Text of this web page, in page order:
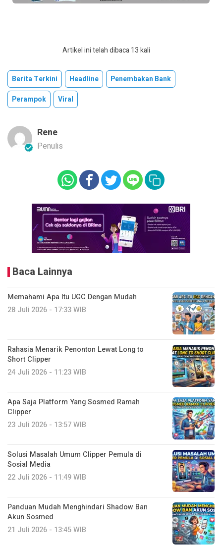
Artikel ini telah dibaca 13 kali
Berita Terkini Headline
Penembakan Bank
Perampok
Viral
Rene
Penulis
Baca Lainnya
Memahami Apa Itu UGC Dengan Mudah
28 Juli 2026 - 17:33 WIB
Rahasia Menarik Penonton Lewat Long to
Short Clipper
24 Juli 2026 - 11:23 WIB
Apa Saja Platform Yang Sosmed Ramah
Clipper
23 Juli 2026 - 13:57 WIB
Solusi Masalah Umum Clipper Pemula di
Sosial Media
22 Juli 2026 - 11:49 WIB
Panduan Mudah Menghindari Shadow Ban
Akun Sosmed
21 Juli 2026 - 13:45 WIB